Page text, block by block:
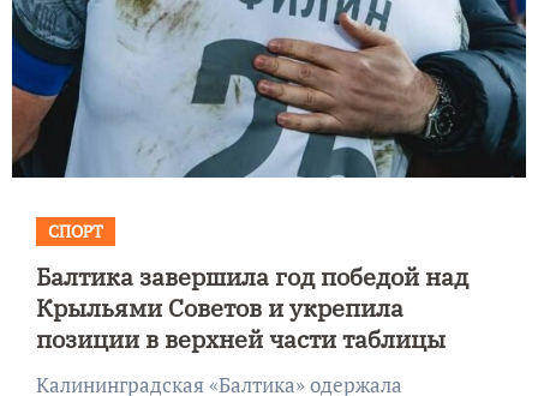
СПОРТ
Балтика завершила год победой над
Крыльями Советов и укрепила
позиции в верхней части таблицы
Калининградская «Балтика» одержала